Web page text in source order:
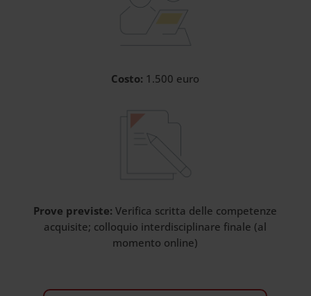
Costo: 1.500 euro
Prove previste: Verifica scritta delle competenze
acquisite; colloquio interdisciplinare finale (al
momento online)